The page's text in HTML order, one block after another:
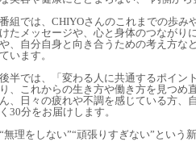
番組では、CHIYOさんのこれまでの歩み
けたメッセージや、心と身体のつながり
や、自分自身と向き合うための考え方な
ています。
後半では、「変わる人に共通するポイン
り、これからの生き方や働き方を見つめ
ん、日々の疲れや不調を感じている方、
く30分をお届けします。
“無理をしない”“頑張りすぎない”という